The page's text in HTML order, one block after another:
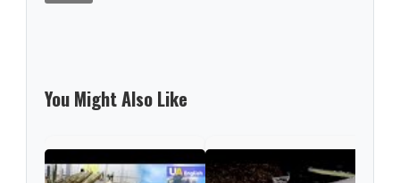
You Might Also Like